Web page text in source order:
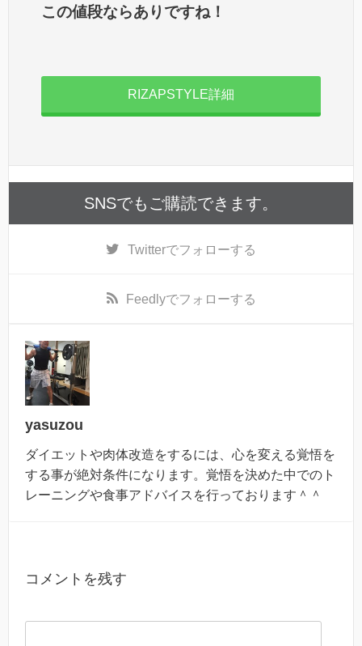
この値段ならありですね！
RIZAPSTYLE詳細
SNSでもご購読できます。
Twitterでフォローする
Feedlyでフォローする
yasuzou
ダイエットや肉体改造をするには、心を変える覚悟を
する事が絶対条件になります。覚悟を決めた中でのト
レーニングや食事アドバイスを行っております＾＾
コメントを残す